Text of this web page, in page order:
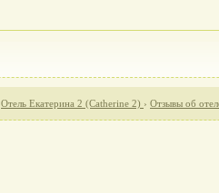
Отель Екатерина 2 (Catherine 2) › Отзывы об